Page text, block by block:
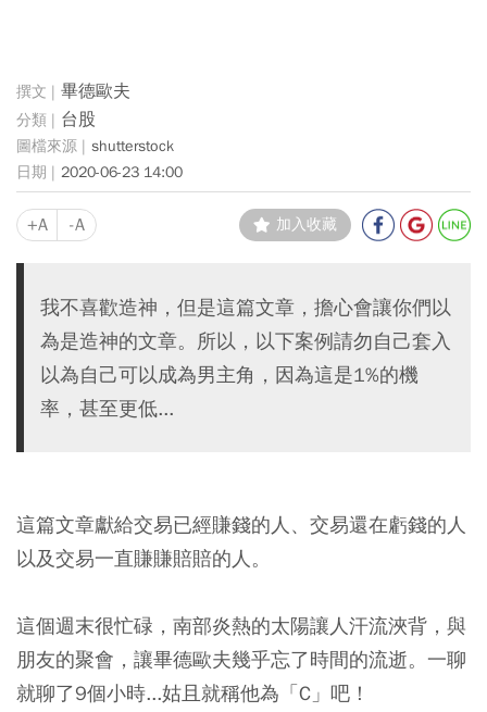
畢德歐夫
台股
shutterstock
2020-06-23 14:00
+A -A 加入收藏
我不喜歡造神，但是這篇文章，擔心會讓你們以
為是造神的文章。所以，以下案例請勿自己套入
以為自己可以成為男主角，因為這是1%的機
率，甚至更低...
這篇文章獻給交易已經賺錢的人、交易還在虧錢的人
以及交易一直賺賺賠賠的人。
這個週末很忙碌，南部炎熱的太陽讓人汗流浹背，與
朋友的聚會，讓畢德歐夫幾乎忘了時間的流逝。一聊
就聊了9個小時...姑且就稱他為「C」吧！